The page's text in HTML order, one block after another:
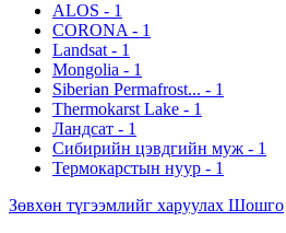
ALOS - 1
CORONA - 1
Landsat - 1
Mongolia - 1
Siberian Permafrost... - 1
Thermokarst Lake - 1
Ландсат - 1
Сибирийн цэвдгийн муж - 1
Термокарстын нуур - 1
Зөвхөн түгээмлийг харуулах Шошго